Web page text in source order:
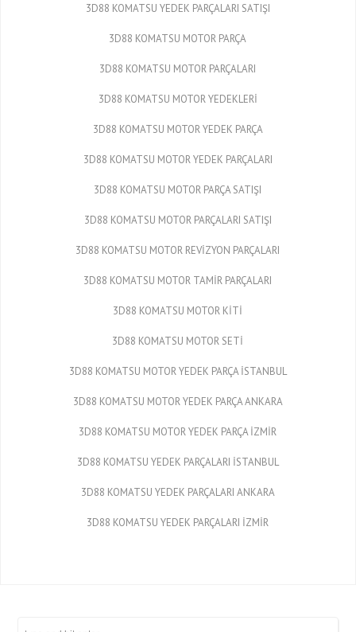
3D88 KOMATSU YEDEK PARÇALARI SATIŞI
3D88 KOMATSU MOTOR PARÇA
3D88 KOMATSU MOTOR PARÇALARI
3D88 KOMATSU MOTOR YEDEKLERİ
3D88 KOMATSU MOTOR YEDEK PARÇA
3D88 KOMATSU MOTOR YEDEK PARÇALARI
3D88 KOMATSU MOTOR PARÇA SATIŞI
3D88 KOMATSU MOTOR PARÇALARI SATIŞI
3D88 KOMATSU MOTOR REVİZYON PARÇALARI
3D88 KOMATSU MOTOR TAMİR PARÇALARI
3D88 KOMATSU MOTOR KİTİ
3D88 KOMATSU MOTOR SETİ
3D88 KOMATSU MOTOR YEDEK PARÇA İSTANBUL
3D88 KOMATSU MOTOR YEDEK PARÇA ANKARA
3D88 KOMATSU MOTOR YEDEK PARÇA İZMİR
3D88 KOMATSU YEDEK PARÇALARI İSTANBUL
3D88 KOMATSU YEDEK PARÇALARI ANKARA
3D88 KOMATSU YEDEK PARÇALARI İZMİR